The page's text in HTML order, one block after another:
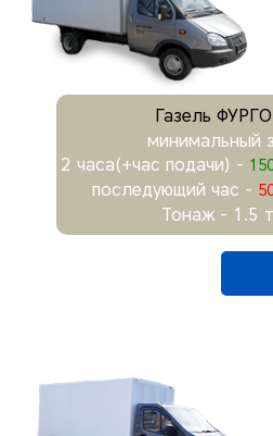
Газель
минимальный
2 часа(+час подачи) -
последующий час -
Тонаж - 1.5